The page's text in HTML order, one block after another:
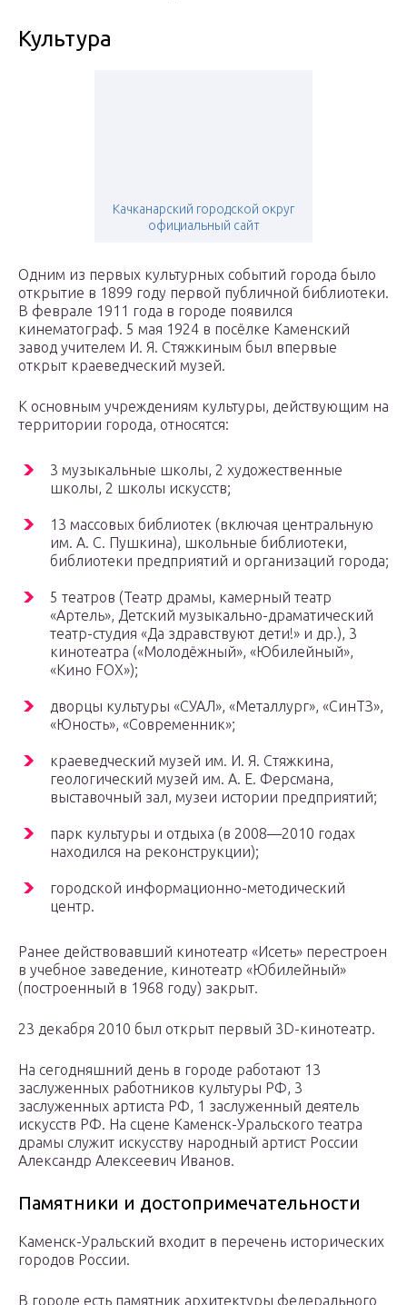
Культура
Качканарский городской округ
официальный сайт
Одним из первых культурных событий города было
открытие в 1899 году первой публичной библиотеки.
В феврале 1911 года в городе появился
кинематограф. 5 мая 1924 в посёлке Каменский
завод учителем И. Я. Стяжкиным был впервые
открыт краеведческий музей.
К основным учреждениям культуры, действующим на
территории города, относятся:
3 музыкальные школы, 2 художественные
школы, 2 школы искусств;
13 массовых библиотек (включая центральную
им. А. С. Пушкина), школьные библиотеки,
библиотеки предприятий и организаций города;
5 театров (Театр драмы, камерный театр
«Артель», Детский музыкально-драматический
театр-студия «Да здравствуют дети!» и др.), 3
кинотеатра («Молодёжный», «Юбилейный»,
«Кино FOX»);
дворцы культуры «СУАЛ», «Металлург», «СинТЗ»,
«Юность», «Современник»;
краеведческий музей им. И. Я. Стяжкина,
геологический музей им. А. Е. Ферсмана,
выставочный зал, музеи истории предприятий;
парк культуры и отдыха (в 2008—2010 годах
находился на реконструкции);
городской информационно-методический
центр.
Ранее действовавший кинотеатр «Исеть» перестроен
в учебное заведение, кинотеатр «Юбилейный»
(построенный в 1968 году) закрыт.
23 декабря 2010 был открыт первый 3D-кинотеатр.
На сегодняшний день в городе работают 13
заслуженных работников культуры РФ, 3
заслуженных артиста РФ, 1 заслуженный деятель
искусств РФ. На сцене Каменск-Уральского театра
драмы служит искусству народный артист России
Александр Алексеевич Иванов.
Памятники и достопримечательности
Каменск-Уральский входит в перечень исторических
городов России.
В городе есть памятник архитектуры федерального